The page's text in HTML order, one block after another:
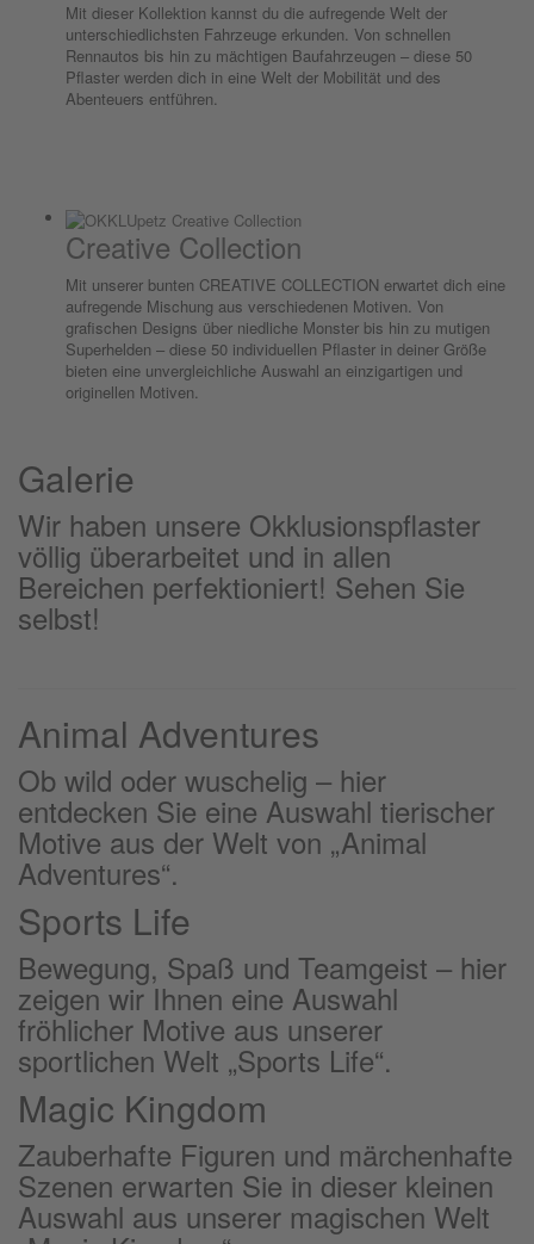
Mit dieser Kollektion kannst du die aufregende Welt der
unterschiedlichsten Fahrzeuge erkunden. Von schnellen
Rennautos bis hin zu mächtigen Baufahrzeugen – diese 50
Pflaster werden dich in eine Welt der Mobilität und des
Abenteuers entführen.
Creative Collection
Mit unserer bunten CREATIVE COLLECTION erwartet dich eine
aufregende Mischung aus verschiedenen Motiven. Von
grafischen Designs über niedliche Monster bis hin zu mutigen
Superhelden – diese 50 individuellen Pflaster in deiner Größe
bieten eine unvergleichliche Auswahl an einzigartigen und
originellen Motiven.
Galerie
Wir haben unsere Okklusionspflaster
völlig überarbeitet und in allen
Bereichen perfektioniert! Sehen Sie
selbst!
Animal Adventures
Ob wild oder wuschelig – hier
entdecken Sie eine Auswahl tierischer
Motive aus der Welt von „Animal
Adventures“.
Sports Life
Bewegung, Spaß und Teamgeist – hier
zeigen wir Ihnen eine Auswahl
fröhlicher Motive aus unserer
sportlichen Welt „Sports Life“.
Magic Kingdom
Zauberhafte Figuren und märchenhafte
Szenen erwarten Sie in dieser kleinen
Auswahl aus unserer magischen Welt